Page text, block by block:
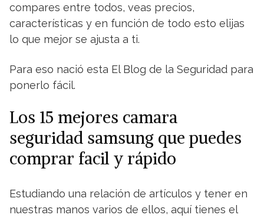
compares entre todos, veas precios,
características y en función de todo esto elijas
lo que mejor se ajusta a ti.
Para eso nació esta El Blog de la Seguridad para
ponerlo fácil.
Los 15 mejores camara
seguridad samsung que puedes
comprar facil y rápido
Estudiando una relación de artículos y tener en
nuestras manos varios de ellos, aquí tienes el